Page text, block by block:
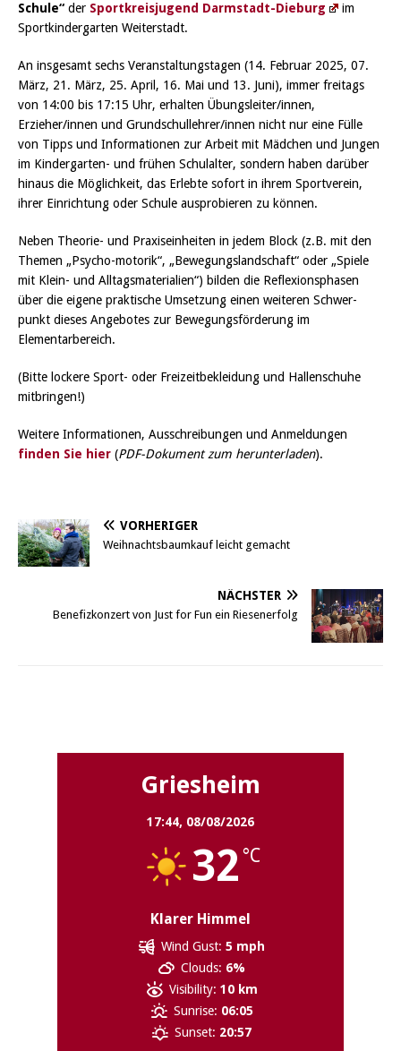
Schule“ der Sportkreisjugend Darmstadt-Dieburg
im
Sportkindergarten Weiterstadt.
An insgesamt sechs Veranstaltungstagen (14. Februar 2025, 07.
März, 21. März, 25. April, 16. Mai und 13. Juni), immer freitags
von 14:00 bis 17:15 Uhr, erhalten Übungsleiter/innen,
Erzieher/innen und Grundschullehrer/innen nicht nur eine Fülle
von Tipps und Informationen zur Arbeit mit Mädchen und Jungen
im Kindergarten- und frühen Schulalter, sondern haben darüber
hinaus die Möglichkeit, das Erlebte sofort in ihrem Sportverein,
ihrer Einrichtung oder Schule ausprobieren zu können.
Neben Theorie- und Praxiseinheiten in jedem Block (z.B. mit den
Themen „Psycho-motorik“, „Bewegungslandschaft“ oder „Spiele
mit Klein- und Alltagsmaterialien“) bilden die Reflexionsphasen
über die eigene praktische Umsetzung einen weiteren Schwer-
punkt dieses Angebotes zur Bewegungsförderung im
Elementarbereich.
(Bitte lockere Sport- oder Freizeitbekleidung und Hallenschuhe
mitbringen!)
Weitere Informationen, Ausschreibungen und Anmeldungen
finden Sie hier (PDF-Dokument zum herunterladen).
VORHERIGER
Weihnachtsbaumkauf leicht gemacht
NÄCHSTER
Benefizkonzert von Just for Fun ein Riesenerfolg
Griesheim
17:44, 08/08/2026
32 °C
Klarer Himmel
Wind Gust: 5 mph
Clouds: 6%
Visibility: 10 km
Sunrise: 06:05
Sunset: 20:57